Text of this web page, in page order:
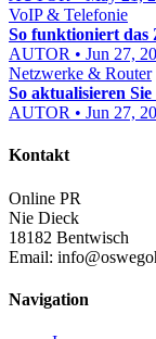
VoIP & Telefonie
So funktioniert das
AUTOR • Jun 27,
Netzwerke & Router
So aktualisieren
AUTOR • Jun 27,
Kontakt
Online PR
Nie Dieck
18182 Bentwisch
Email:
Navigation